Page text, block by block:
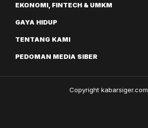
EKONOMI, FINTECH & UMKM
GAYA HIDUP
TENTANG KAMI
PEDOMAN MEDIA SIBER
Copyright kabarsiger.com